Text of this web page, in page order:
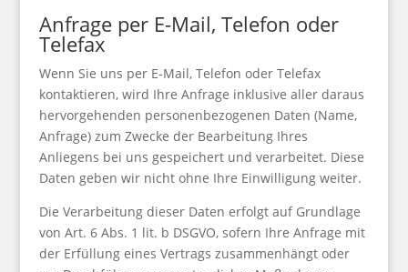
Anfrage per E-Mail, Telefon oder
Telefax
Wenn Sie uns per E-Mail, Telefon oder Telefax
kontaktieren, wird Ihre Anfrage inklusive aller daraus
hervorgehenden personenbezogenen Daten (Name,
Anfrage) zum Zwecke der Bearbeitung Ihres
Anliegens bei uns gespeichert und verarbeitet. Diese
Daten geben wir nicht ohne Ihre Einwilligung weiter.
Die Verarbeitung dieser Daten erfolgt auf Grundlage
von Art. 6 Abs. 1 lit. b DSGVO, sofern Ihre Anfrage mit
der Erfüllung eines Vertrags zusammenhängt oder